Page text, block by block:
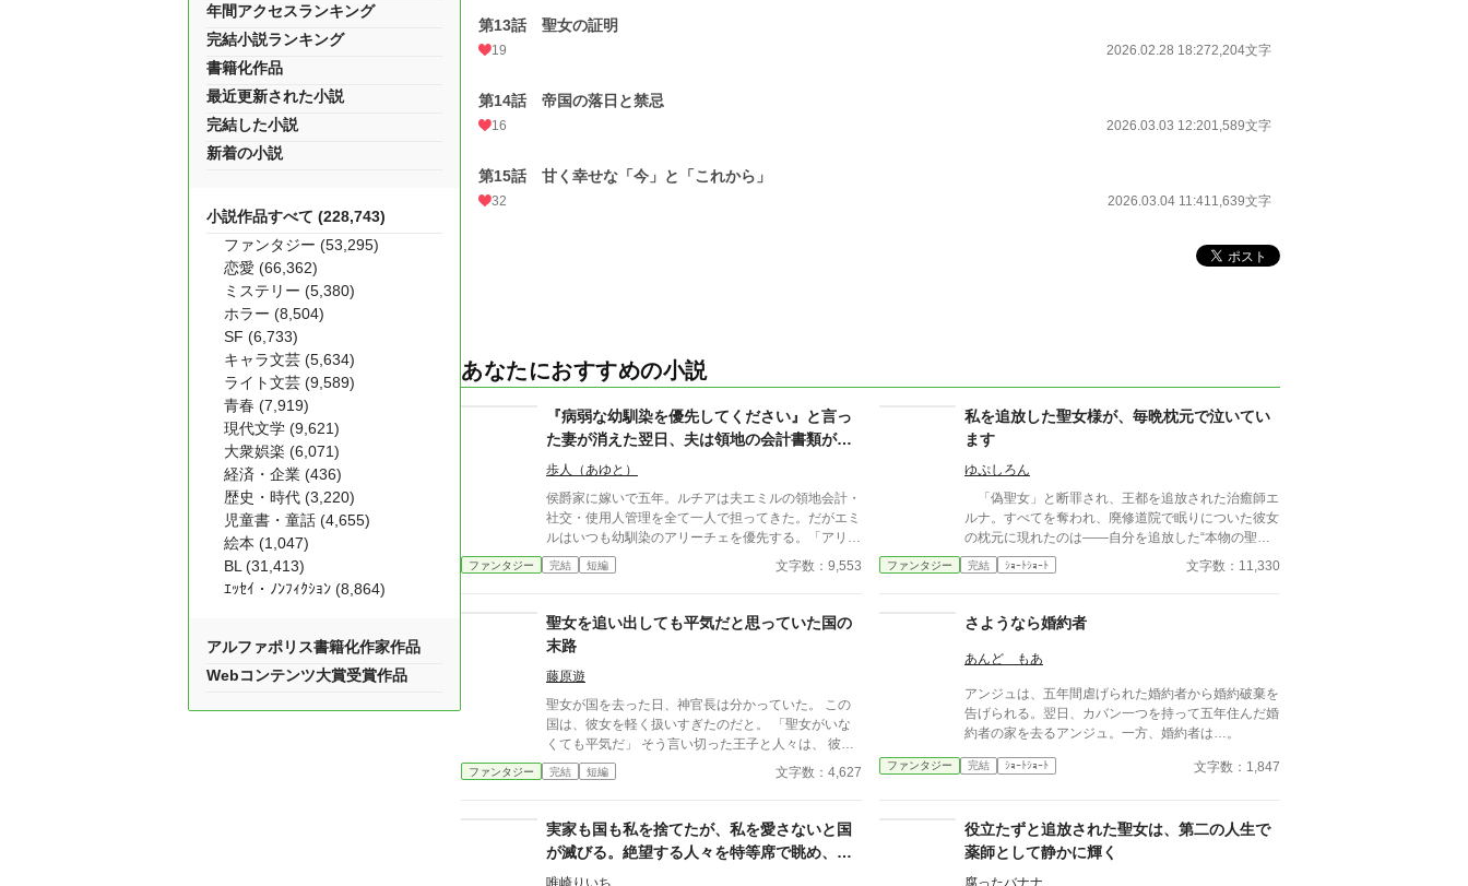
第13話 聖女の証明
19 2026.02.28 18:272,204文字
第14話 帝国の落日と禁忌
16 2026.03.03 12:201,589文字
第15話 甘く幸せな「今」と「これから」
32 2026.03.04 11:411,639文字
あなたにおすすめの小説
『病弱な幼馴染を優先してください』と言っ
た妻が消えた翌日、夫は領地の会計書類が全
て白紙になっていることに気づいた
歩人（あゆと）
侯爵家に嫁いで五年。ルチアは夫エミルの領地会計・
社交・使用人管理を全て一人で担ってきた。だがエミ
ルはいつも幼馴染のアリーチェを優先する。「アリー
チェは体が弱いんだ、お前とは違う」——その言葉を
百回聞いた日、ルチアは微笑んで離縁届に署名した。
に」。翌朝、エミルが目にしたのは——税務報告の締
切、領民からの陳情の山、そして紅茶の淹れ方すら知
らない自分。三ヶ月後、かつて「地味な妻」と呼ばれ
たルチアは、辺境伯の財務顧問として辣腕を振るって
いた。
ファンタジー 完結 短編 文字数：9,553
私を追放した聖女様が、毎晩枕元で泣いてい
ます
ゆぷしろん
「偽聖女」と断罪され、王都を追放された治癒師エ
ルナ。すべてを奪われ、廃修道院で眠りについた彼女
の枕元に現れたのは――自分を追放した“本物の聖
女”セレスティアの幽霊だった。 「お願い、わたくし
の身体を取り戻して！」 聖印を授かった瞬間、セ
かも完全に魂を喰われるまで、残された時間はわずか
三日。性悪令嬢の涙など知るものかと思っていたエル
ナだが、無口な騎士団長ロルフと調べるうち、歴代聖
れた恐ろしい真相へ辿り着く。 許せない。けれ
ど、見捨てない。 追放治癒師と泣き虫な元敵、そ
して訳あり騎士団長。最悪の出会いから始まる三人
が、偽りの奇跡を暴き、奪われた身体と居場所を取り
戻す！
ファンタジー 完結 ｼｮｰﾄｼｮｰﾄ 文字数：11,330
聖女を追い出しても平気だと思っていた国の
末路
藤原遊
聖女が国を去った日、神官長は分かっていた。 この
国は、彼女を軽く扱いすぎたのだと。 「聖女がいな
くても平気だ」 そう言い切った王子と人々は、 彼女
が“何もしていない”まま国が崩れていく現実を、 やが
て思い知ることになる。 ――これは、聖女を追い出
ファンタジー 完結 短編 文字数：4,627
さようなら婚約者
あんど もあ
アンジュは、五年間虐げられた婚約者から婚約破棄を
告げられる。翌日、カバン一つを持って五年住んだ婚
約者の家を去るアンジュ。一方、婚約者は…。
ファンタジー 完結 ｼｮｰﾄｼｮｰﾄ 文字数：1,847
実家も国も私を捨てたが、私を愛さないと国
が滅びる。絶望する人々を特等席で眺め、冷
徹な王子の腕の中で思考停止する。
唯崎りいち
役立たずと追放された聖女は、第二の人生で
薬師として静かに輝く
腐ったバナナ
年間アクセスランキング
完結小説ランキング
書籍化作品
最近更新された小説
完結した小説
新着の小説
小説作品すべて (228,743)
ファンタジー (53,295)
恋愛 (66,362)
ミステリー (5,380)
ホラー (8,504)
SF (6,733)
キャラ文芸 (5,634)
ライト文芸 (9,589)
青春 (7,919)
現代文学 (9,621)
大衆娯楽 (6,071)
経済・企業 (436)
歴史・時代 (3,220)
児童書・童話 (4,655)
絵本 (1,047)
BL (31,413)
ｴｯｾｲ・ﾉﾝﾌｨｸｼｮﾝ (8,864)
アルファポリス書籍化作家作品
Webコンテンツ大賞受賞作品